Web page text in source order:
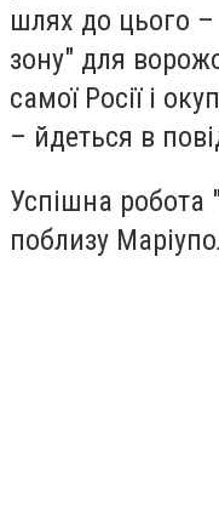
шлях до цього –
зону" для
самої Росії і
– йдеться в
Успішна робота
поблизу